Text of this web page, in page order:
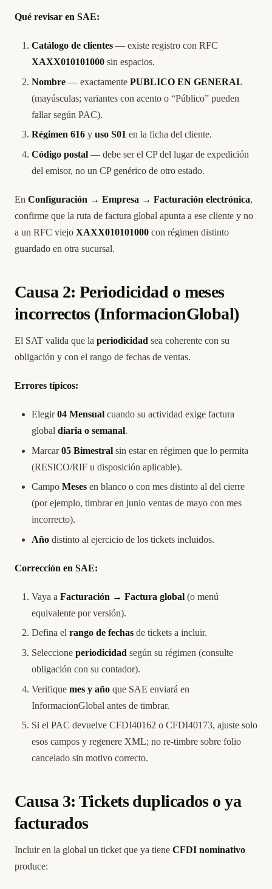
Qué revisar en SAE:
Catálogo de clientes — existe registro con RFC
XAXX010101000 sin espacios.
Nombre — exactamente PUBLICO EN GENERAL
(mayúsculas; variantes con acento o “Público” pueden
fallar según PAC).
Régimen 616 y uso S01 en la ficha del cliente.
Código postal — debe ser el CP del lugar de expedición
del emisor, no un CP genérico de otro estado.
En Configuración → Empresa → Facturación electrónica,
confirme que la ruta de factura global apunta a ese cliente y no
a un RFC viejo XAXX010101000 con régimen distinto
guardado en otra sucursal.
Causa 2: Periodicidad o meses
incorrectos (InformacionGlobal)
El SAT valida que la periodicidad sea coherente con su
obligación y con el rango de fechas de ventas.
Errores típicos:
Elegir04 Mensual cuando su actividad exige factura
global diaria o semanal.
Marcar05 Bimestral sin estar en régimen que lo permita
(RESICO/RIF u disposición aplicable).
Campo Meses en blanco o con mes distinto al del cierre
(por ejemplo, timbrar en junio ventas de mayo con mes
incorrecto).
Año distinto al ejercicio de los tickets incluidos.
Corrección en SAE:
Vaya a Facturación → Factura global (o menú
equivalente por versión).
Defina el rango de fechas de tickets a incluir.
Seleccione periodicidad según su régimen (consulte
obligación con su contador).
Verifique mes y año que SAE enviará en
InformacionGlobal antes de timbrar.
Si el PAC devuelve CFDI40162 o CFDI40173, ajuste solo
esos campos y regenere XML; no re-timbre sobre folio
cancelado sin motivo correcto.
Causa 3: Tickets duplicados o ya
facturados
Incluir en la global un ticket que ya tiene CFDI nominativo
produce: